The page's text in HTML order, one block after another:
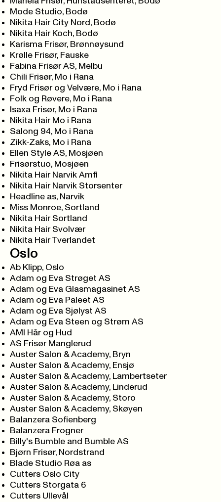
Mode Studio, Bodø
Nikita Hair City Nord, Bodø
Nikita Hair Koch, Bodø
Karisma Frisør, Brønnøysund
Krølle Frisør, Fauske
Fabina Frisør AS, Melbu
Chili Frisør, Mo i Rana
Fryd Frisør og Velvære, Mo i Rana
Folk og Røvere, Mo i Rana
Isaxa Frisør, Mo i Rana
Nikita Hair Mo i Rana
Salong 94, Mo i Rana
Zikk-Zaks, Mo i Rana
Ellen Style AS, Mosjøen
Frisørstuo, Mosjøen
Nikita Hair Narvik Amfi
Nikita Hair Narvik Storsenter
Headline as, Narvik
Miss Monroe, Sortland
Nikita Hair Sortland
Nikita Hair Svolvær
Nikita Hair Tverlandet
Oslo
Ab Klipp, Oslo
Adam og Eva Strøget AS
Adam og Eva Glasmagasinet AS
Adam og Eva Paleet AS
Adam og Eva Sjølyst AS
Adam og Eva Steen og Strøm AS
AMI Hår og Hud
AS Frisør Manglerud
Auster Salon & Academy, Bryn
Auster Salon & Academy, Ensjø
Auster Salon & Academy, Lambertseter
Auster Salon & Academy, Linderud
Auster Salon & Academy, Storo
Auster Salon & Academy, Skøyen
Balanzera Sofienberg
Balanzera Frogner
Billy's Bumble and Bumble AS
Bjørn Frisør, Nordstrand
Blade Studio Røa as
Cutters Oslo City
Cutters Storgata 6
Cutters Ullevål